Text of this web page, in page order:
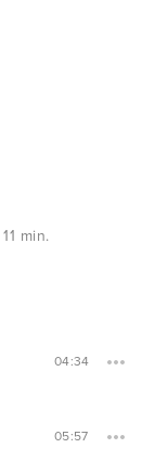
11 min.
04:34
05:57